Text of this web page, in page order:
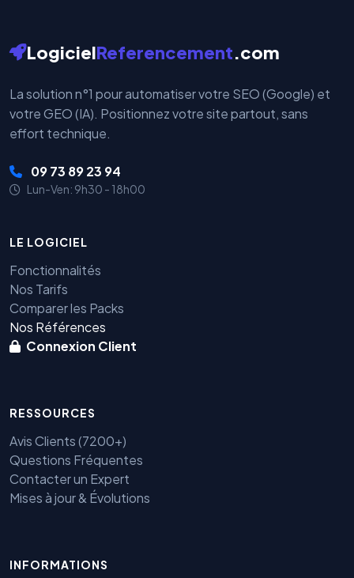
LogicielReferencement.com
La solution n°1 pour automatiser votre SEO (Google) et
votre GEO (IA). Positionnez votre site partout, sans
effort technique.
09 73 89 23 94
Lun-Ven: 9h30 - 18h00
LE LOGICIEL
Fonctionnalités
Nos Tarifs
Comparer les Packs
Nos Références
Connexion Client
RESSOURCES
Avis Clients (7200+)
Questions Fréquentes
Contacter un Expert
Mises à jour & Évolutions
INFORMATIONS